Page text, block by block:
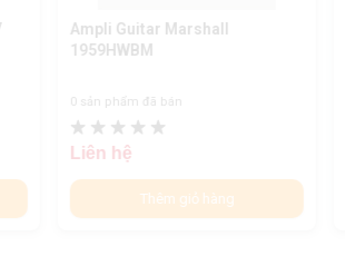
Ampli Guitar Marshall
1959HWBM
0 sản phẩm đã bán
Liên hệ
Thêm giỏ hàng